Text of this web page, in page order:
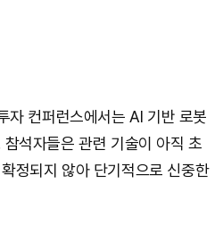
컨퍼런스에서는 AI 기반 로봇
석자들은 관련 기술이 아직 초
정되지 않아 단기적으로 신중한